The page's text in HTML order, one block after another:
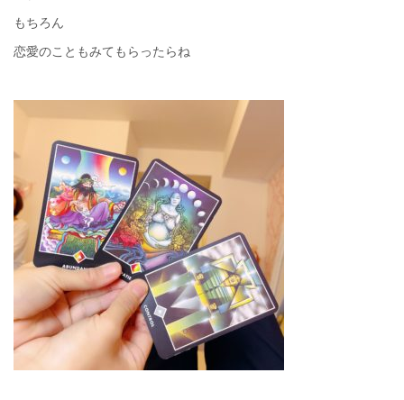
もちろん
恋愛のこともみてもらったらね